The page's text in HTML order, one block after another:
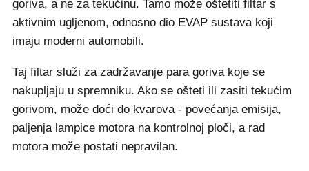
goriva, a ne za tekućinu. Tamo može oštetiti filtar s
aktivnim ugljenom, odnosno dio EVAP sustava koji
imaju moderni automobili.
Taj filtar služi za zadržavanje para goriva koje se
nakupljaju u spremniku. Ako se ošteti ili zasiti tekućim
gorivom, može doći do kvarova - povećanja emisija,
paljenja lampice motora na kontrolnoj ploči, a rad
motora može postati nepravilan.